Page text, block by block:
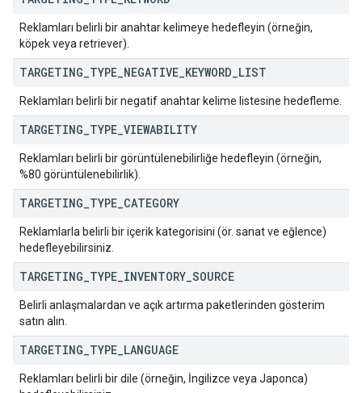
Reklamları belirli bir anahtar kelimeye hedefleyin (örneğin,
köpek veya retriever).
TARGETING TYPE NEGATIVE KEYWORD LIST
Reklamları belirli bir negatif anahtar kelime listesine hedefleme.
TARGETING TYPE VIEWABILITY
Reklamları belirli bir görüntülenebilirliğe hedefleyin (örneğin,
%80 görüntülenebilirlik).
TARGETING TYPE CATEGORY
Reklamlarla belirli bir içerik kategorisini (ör. sanat ve eğlence)
hedefleyebilirsiniz.
TARGETING TYPE INVENTORY SOURCE
Belirli anlaşmalardan ve açık artırma paketlerinden gösterim
satın alın.
TARGETING TYPE LANGUAGE
Reklamları belirli bir dile (örneğin, İngilizce veya Japonca)